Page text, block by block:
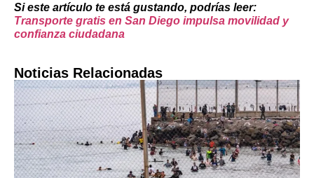
Si este artículo te está gustando, podrías leer:
Transporte gratis en San Diego impulsa movilidad y
confianza ciudadana
Noticias Relacionadas